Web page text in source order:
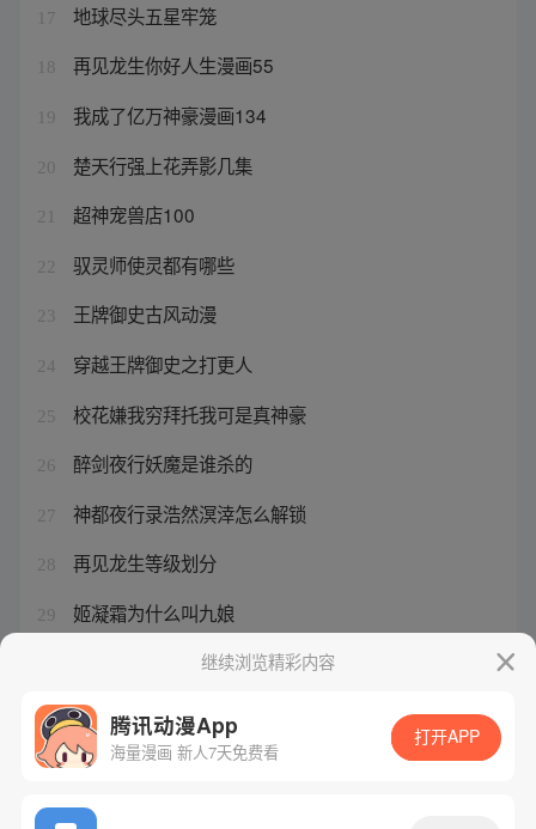
17 地球尽头五星牢笼
18 再见龙生你好人生漫画55
19 我成了亿万神豪漫画134
20 楚天行强上花弄影几集
21 超神宠兽店100
22 驭灵师使灵都有哪些
23 王牌御史古风动漫
24 穿越王牌御史之打更人
25 校花嫌我穷拜托我可是真神豪
26 醉剑夜行妖魔是谁杀的
27 神都夜行录浩然溟涬怎么解锁
28 再见龙生等级划分
29 姬凝霜为什么叫九娘
继续浏览精彩内容
腾讯动漫App
海量漫画 新人7天免费看
打开APP